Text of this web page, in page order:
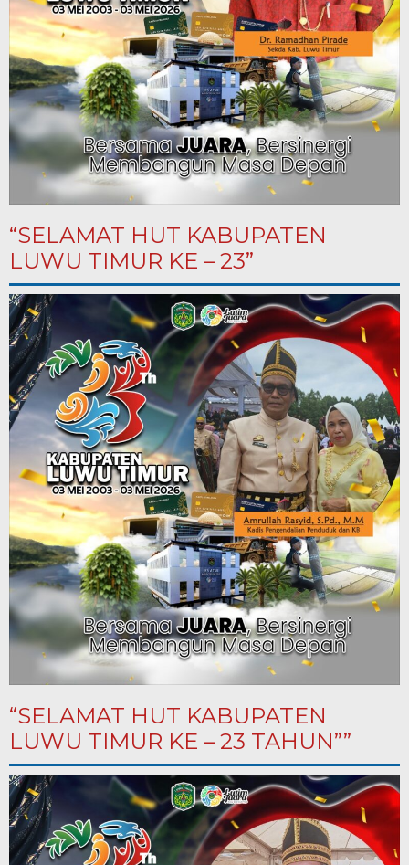
“SELAMAT HUT KABUPATEN
LUWU TIMUR KE – 23”
“SELAMAT HUT KABUPATEN
LUWU TIMUR KE – 23 TAHUN””